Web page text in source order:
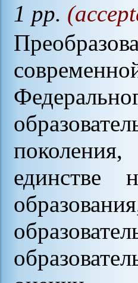
1 pp.
единстве